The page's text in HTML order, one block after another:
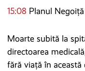
15:08 Planul
Moarte subită la
directoarea
fără viață în această